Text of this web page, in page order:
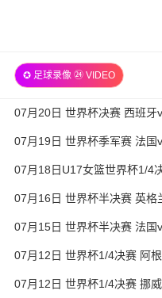
✪ 足球录像 ㉔ VIDEO
07月20日 世界杯决赛 西班牙
07月19日 世界杯季军赛 法国
07月18日U17女篮世界杯1/4
录像
07月16日 世界杯半决赛 英格
07月15日 世界杯半决赛 法国
07月12日 世界杯1/4决赛 阿
07月12日 世界杯1/4决赛 挪